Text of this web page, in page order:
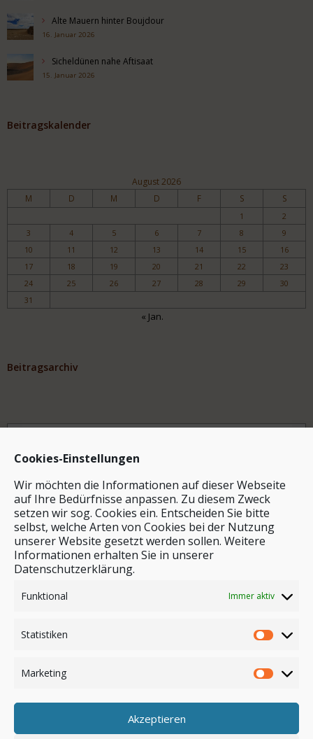
Cookies-Einstellungen
Wir möchten die Informationen auf dieser Webseite
auf Ihre Bedürfnisse anpassen. Zu diesem Zweck
setzen wir sog. Cookies ein. Entscheiden Sie bitte
selbst, welche Arten von Cookies bei der Nutzung
unserer Website gesetzt werden sollen. Weitere
Informationen erhalten Sie in unserer
Datenschutzerklärung.
Funktional Immer aktiv
Statistiken
Marketing
Akzeptieren
Alte Mauern hinter Boujdour
16. Januar 2026
Sicheldünen nahe Aftisaat
15. Januar 2026
Beitragskalender
August 2026
M D M D F S S
1
2
3
4 5 6 7 8
9
10
11 12 13 14 15
16
17
18 19 20 21 22
23
24
25 26 27 28 29
30
31
« Jan.
Beitragsarchiv
Archiv
Stichwortsuche
Anmelden